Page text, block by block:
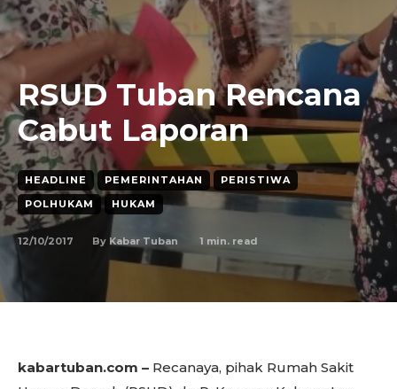
RSUD Tuban Rencana
Cabut Laporan
HEADLINE PEMERINTAHAN
PERISTIWA
POLHUKAM
HUKAM
12/10/2017 By Kabar Tuban 1 min. read
kabartuban.com – Recanaya, pihak Rumah Sakit